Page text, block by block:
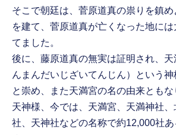
そこで朝廷は、菅原道真の祟りを鎮
を建て、菅原道真が亡くなった地に
てました。
後に、藤原道真の無実は証明され、
んまんだいじざいてんじん）という
と崇め、また天満宮の名の由来ともな
天神様、今では、天満宮、天満神社
社、天神社などの名称で約12,000社あ